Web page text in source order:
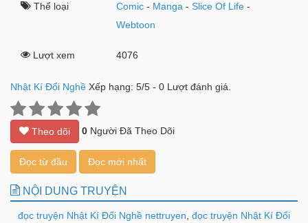
Thể loại Comic - Manga -Slice Of Life -
Webtoon
Lượt xem 4076
Nhật Kí Đổi Nghề Xếp hạng: 5/5 - 0 Lượt đánh giá.
Theo dõi 0 Người Đã Theo Dõi
Đọc từ đầu Đọc mới nhất
NỘI DUNG TRUYỆN
đọc truyện Nhật Kí Đổi Nghề nettruyen đọc truyện Nhật Kí Đổi